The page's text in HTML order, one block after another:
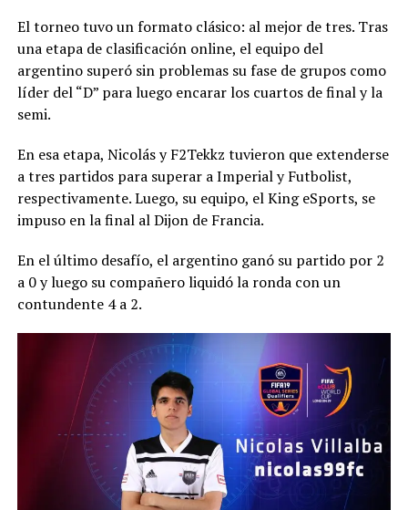
El torneo tuvo un formato clásico: al mejor de tres. Tras
una etapa de clasificación online, el equipo del
argentino superó sin problemas su fase de grupos como
líder del “D” para luego encarar los cuartos de final y la
semi.
En esa etapa, Nicolás y F2Tekkz tuvieron que extenderse
a tres partidos para superar a Imperial y Futbolist,
respectivamente. Luego, su equipo, el King eSports, se
impuso en la final al Dijon de Francia.
En el último desafío, el argentino ganó su partido por 2
a 0 y luego su compañero liquidó la ronda con un
contundente 4 a 2.